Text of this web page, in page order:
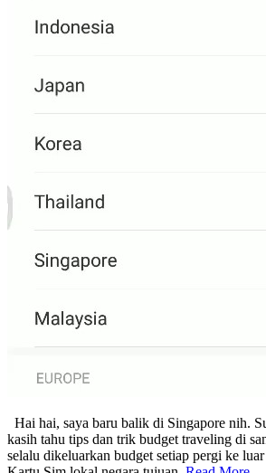
Hai hai, saya baru balik di Singapore nih.
kasih tahu tips dan trik budget traveling di
selalu dikeluarkan budget setiap pergi ke